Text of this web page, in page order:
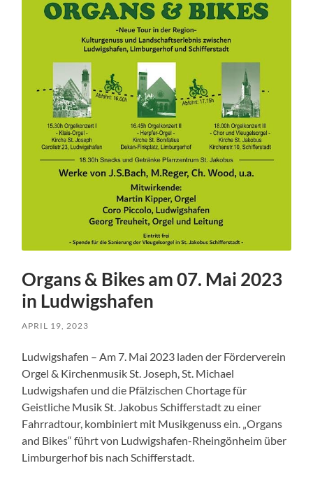
Organs & Bikes am 07. Mai 2023
in Ludwigshafen
APRIL 19, 2023
Ludwigshafen – Am 7. Mai 2023 laden der Förderverein
Orgel & Kirchenmusik St. Joseph, St. Michael
Ludwigshafen und die Pfälzischen Chortage für
Geistliche Musik St. Jakobus Schifferstadt zu einer
Fahrradtour, kombiniert mit Musikgenuss ein. „Organs
and Bikes“ führt von Ludwigshafen-Rheingönheim über
Limburgerhof bis nach Schifferstadt.